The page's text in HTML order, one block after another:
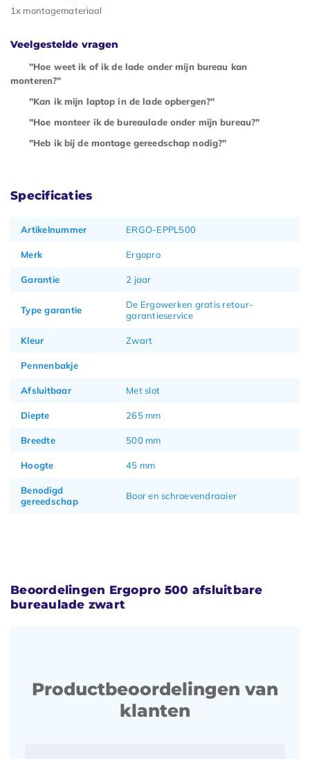
1x montagemateriaal
Veelgestelde vragen
"Hoe weet ik of ik de lade onder mijn bureau kan
monteren?"
"Kan ik mijn laptop in de lade opbergen?"
"Hoe monteer ik de bureaulade onder mijn bureau?"
"Heb ik bij de montage gereedschap nodig?"
Specificaties
Artikelnummer ERGO-EPPL500
Merk Ergopro
Garantie 2 jaar
Type garantie
De Ergowerken gratis retour-
garantieservice
Kleur Zwart
Pennenbakje
Afsluitbaar Met slot
Diepte 265 mm
Breedte 500 mm
Hoogte 45 mm
Benodigd
gereedschap
Boor en schroevendraaier
Beoordelingen Ergopro 500 afsluitbare
bureaulade zwart
Productbeoordelingen van
klanten